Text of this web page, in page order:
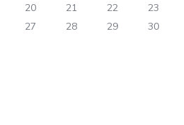
20 21 22
23
27 28 29
30